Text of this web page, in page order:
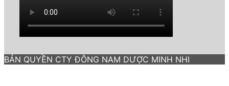
BẢN QUYỀN CTY ĐÔNG NAM DƯỢC MINH NHI